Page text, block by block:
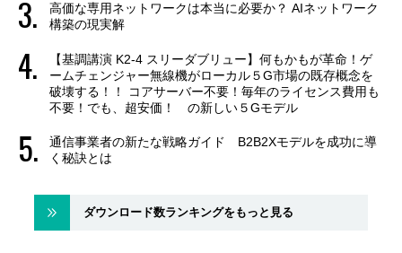
高価な専用ネットワークは本当に必要か？ AIネットワーク
構築の現実解
【基調講演 K2-4 スリーダブリュー】何もかもが革命！ゲ
ームチェンジャー無線機がローカル５G市場の既存概念を
破壊する！！ コアサーバー不要！毎年のライセンス費用も
不要！でも、超安価！ の新しい５Gモデル
通信事業者の新たな戦略ガイド B2B2Xモデルを成功に導
く秘訣とは
ダウンロード数ランキングをもっと見る